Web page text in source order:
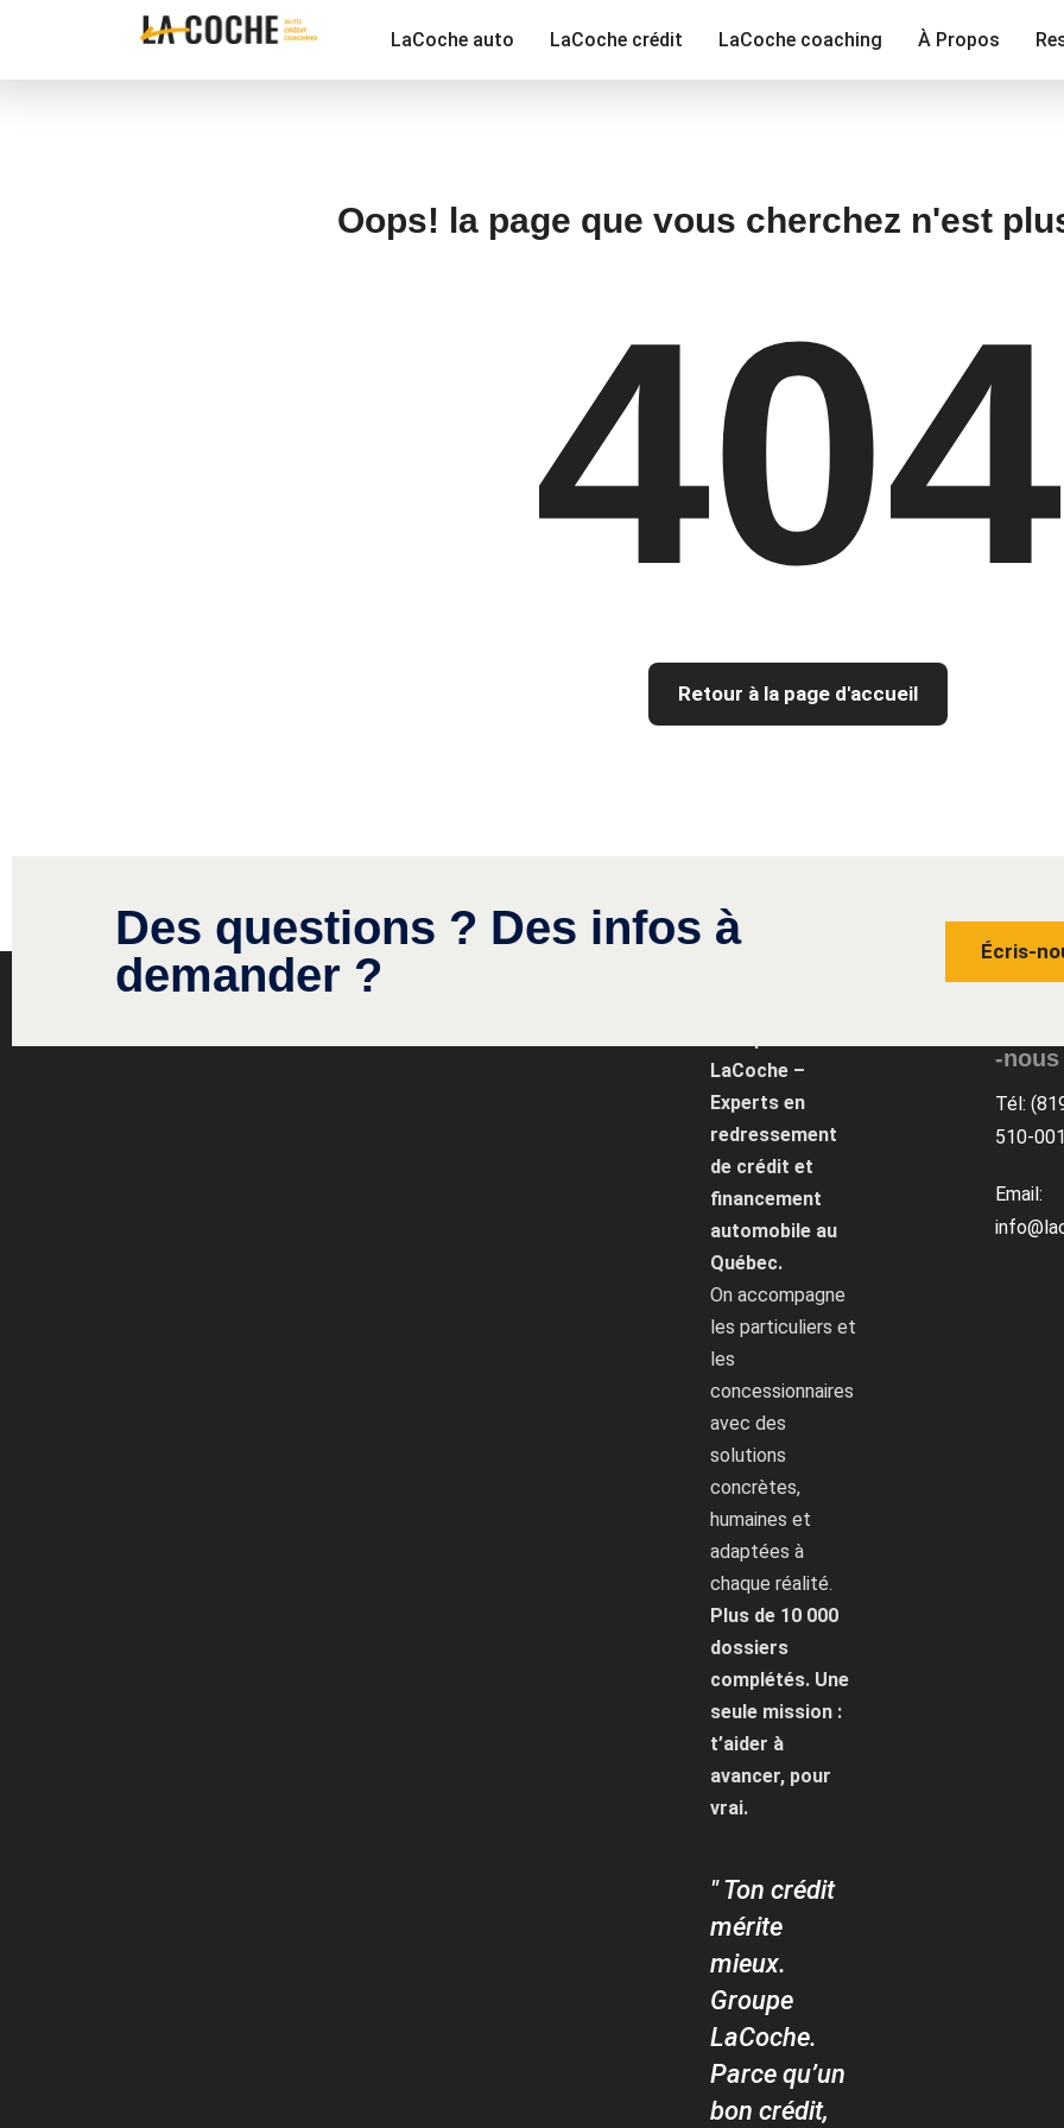
LaCoche auto LaCoche crédit LaCoche coaching À Propos
Oops! la page que vous cherchez n'est
404
Retour à la page d'accueil
Des questions ? Des infos à
demander ?
Écris-
LaCoche –
Experts en
redressement
de crédit et
financement
automobile au
Québec.
On accompagne
les particuliers et
les
concessionnaires
avec des
solutions
concrètes,
humaines et
adaptées à
chaque réalité.
Plus de 10 000
dossiers
complétés. Une
seule mission :
t’aider à
avancer, pour
vrai.
" Ton crédit
mérite
mieux.
Groupe
LaCoche.
Parce qu’un
bon crédit,
-nous
Tél:
510-
Email: